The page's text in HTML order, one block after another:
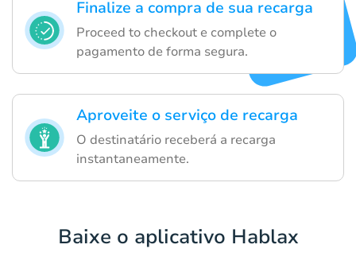
Finalize a compra de sua recarga
Proceed to checkout e complete o
pagamento de forma segura.
Aproveite o serviço de recarga
O destinatário receberá a recarga
instantaneamente.
Baixe o aplicativo Hablax